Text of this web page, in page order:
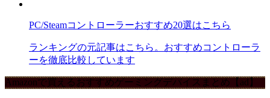
PC/Steamコントローラーおすすめ20選はこちら
ランキングの元記事はこちら。おすすめコントローラ
ーを徹底比較しています
Amazonで買えるおすすめゲーミングデバイスまとめ【ad】